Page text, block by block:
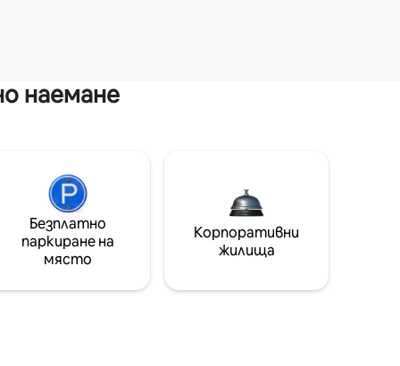
наемане
Безплатно
паркиране на
място
Корпоративни
жилища